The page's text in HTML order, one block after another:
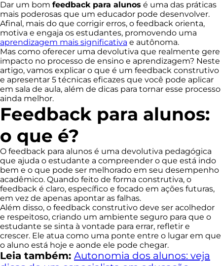
Dar um bom feedback para alunos é uma das práticas
mais poderosas que um educador pode desenvolver.
Afinal, mais do que corrigir erros, o feedback orienta,
motiva e engaja os estudantes, promovendo uma
aprendizagem mais significativa e autônoma.
Mas como oferecer uma devolutiva que realmente gere
impacto no processo de ensino e aprendizagem? Neste
artigo, vamos explicar o que é um feedback construtivo
e apresentar 5 técnicas eficazes que você pode aplicar
em sala de aula, além de dicas para tornar esse processo
ainda melhor.
Feedback para alunos:
o que é?
O feedback para alunos é uma devolutiva pedagógica
que ajuda o estudante a compreender o que está indo
bem e o que pode ser melhorado em seu desempenho
acadêmico. Quando feito de forma construtiva, o
feedback é claro, específico e focado em ações futuras,
em vez de apenas apontar as falhas.
Além disso, o feedback construtivo deve ser acolhedor
e respeitoso, criando um ambiente seguro para que o
estudante se sinta à vontade para errar, refletir e
crescer. Ele atua como uma ponte entre o lugar em que
o aluno está hoje e aonde ele pode chegar.
Leia também: Autonomia dos alunos: veja